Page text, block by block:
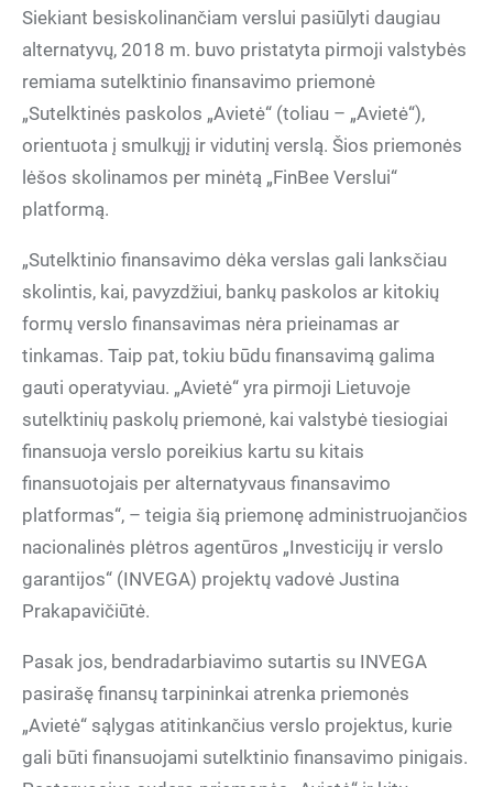
Siekiant besiskolinančiam verslui pasiūlyti daugiau
alternatyvų, 2018 m. buvo pristatyta pirmoji valstybės
remiama sutelktinio finansavimo priemonė
„Sutelktinės paskolos „Avietė“ (toliau – „Avietė“),
orientuota į smulkųjį ir vidutinį verslą. Šios priemonės
lėšos skolinamos per minėtą „FinBee Verslui“
platformą.
„Sutelktinio finansavimo dėka verslas gali lanksčiau
skolintis, kai, pavyzdžiui, bankų paskolos ar kitokių
formų verslo finansavimas nėra prieinamas ar
tinkamas. Taip pat, tokiu būdu finansavimą galima
gauti operatyviau. „Avietė“ yra pirmoji Lietuvoje
sutelktinių paskolų priemonė, kai valstybė tiesiogiai
finansuoja verslo poreikius kartu su kitais
finansuotojais per alternatyvaus finansavimo
platformas“, – teigia šią priemonę administruojančios
nacionalinės plėtros agentūros „Investicijų ir verslo
garantijos“ (INVEGA) projektų vadovė Justina
Prakapavičiūtė.
Pasak jos, bendradarbiavimo sutartis su INVEGA
pasirašę finansų tarpininkai atrenka priemonės
„Avietė“ sąlygas atitinkančius verslo projektus, kurie
gali būti finansuojami sutelktinio finansavimo pinigais.